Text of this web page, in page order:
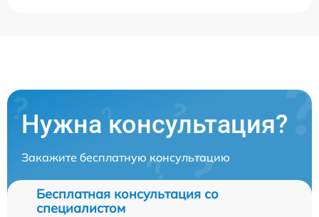
Нужна консультация?
Закажите бесплатную консультацию
Бесплатная консультация со
специалистом